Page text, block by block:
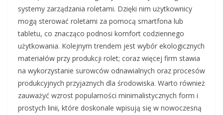
systemy zarządzania roletami. Dzięki nim użytkownicy
mogą sterować roletami za pomocą smartfona lub
tabletu, co znacząco podnosi komfort codziennego
użytkowania. Kolejnym trendem jest wybór ekologicznych
materiałów przy produkcji rolet; coraz więcej firm stawia
na wykorzystanie surowców odnawialnych oraz procesów
produkcyjnych przyjaznych dla środowiska. Warto również
zauważyć wzrost popularności minimalistycznych form i
prostych linii, które doskonale wpisują się w nowoczesną